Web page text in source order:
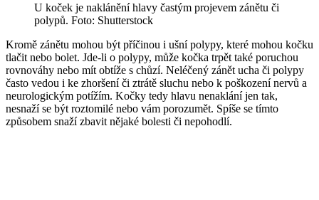
U koček je naklánění hlavy častým projevem zánětu či
polypů. Foto: Shutterstock
Kromě zánětu mohou být příčinou i ušní polypy, které mohou kočku
tlačit nebo bolet. Jde-li o polypy, může kočka trpět také poruchou
rovnováhy nebo mít obtíže s chůzí. Neléčený zánět ucha či polypy
často vedou i ke zhoršení či ztrátě sluchu nebo k poškození nervů a
neurologickým potížím. Kočky tedy hlavu nenaklání jen tak,
nesnaží se být roztomilé nebo vám porozumět. Spíše se tímto
způsobem snaží zbavit nějaké bolesti či nepohodlí.